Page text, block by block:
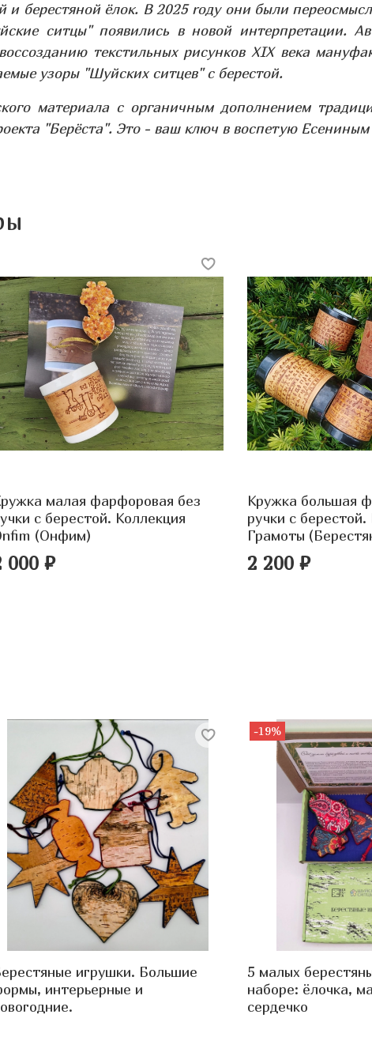
и берестяной ёлок. В 2025 rоду они были
ситцы" появились в новой интерпретации.
текстильных рисунков XIX века
узоры "Шуйских ситцев" с берестой.
материала с органичным дополнением
"Берёста". Это - ваш ключ в воспетую Есениным
малая фарфоровая без
c берестой. Коллекция
(Онфим)
000 ₽
Кружка большая
ручки с берестой.
Грамоты
2 200 ₽
игрушки. Большие
интерьерные и
-19%
5 малых
наборе: ёлочка,
сердечко